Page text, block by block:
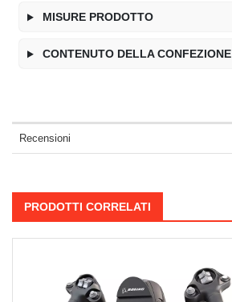
MISURE PRODOTTO
CONTENUTO DELLA CONFEZIONE
Recensioni
PRODOTTI CORRELATI